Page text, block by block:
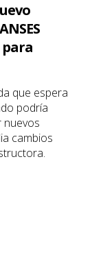
que espera
podría
nuevos
cambios